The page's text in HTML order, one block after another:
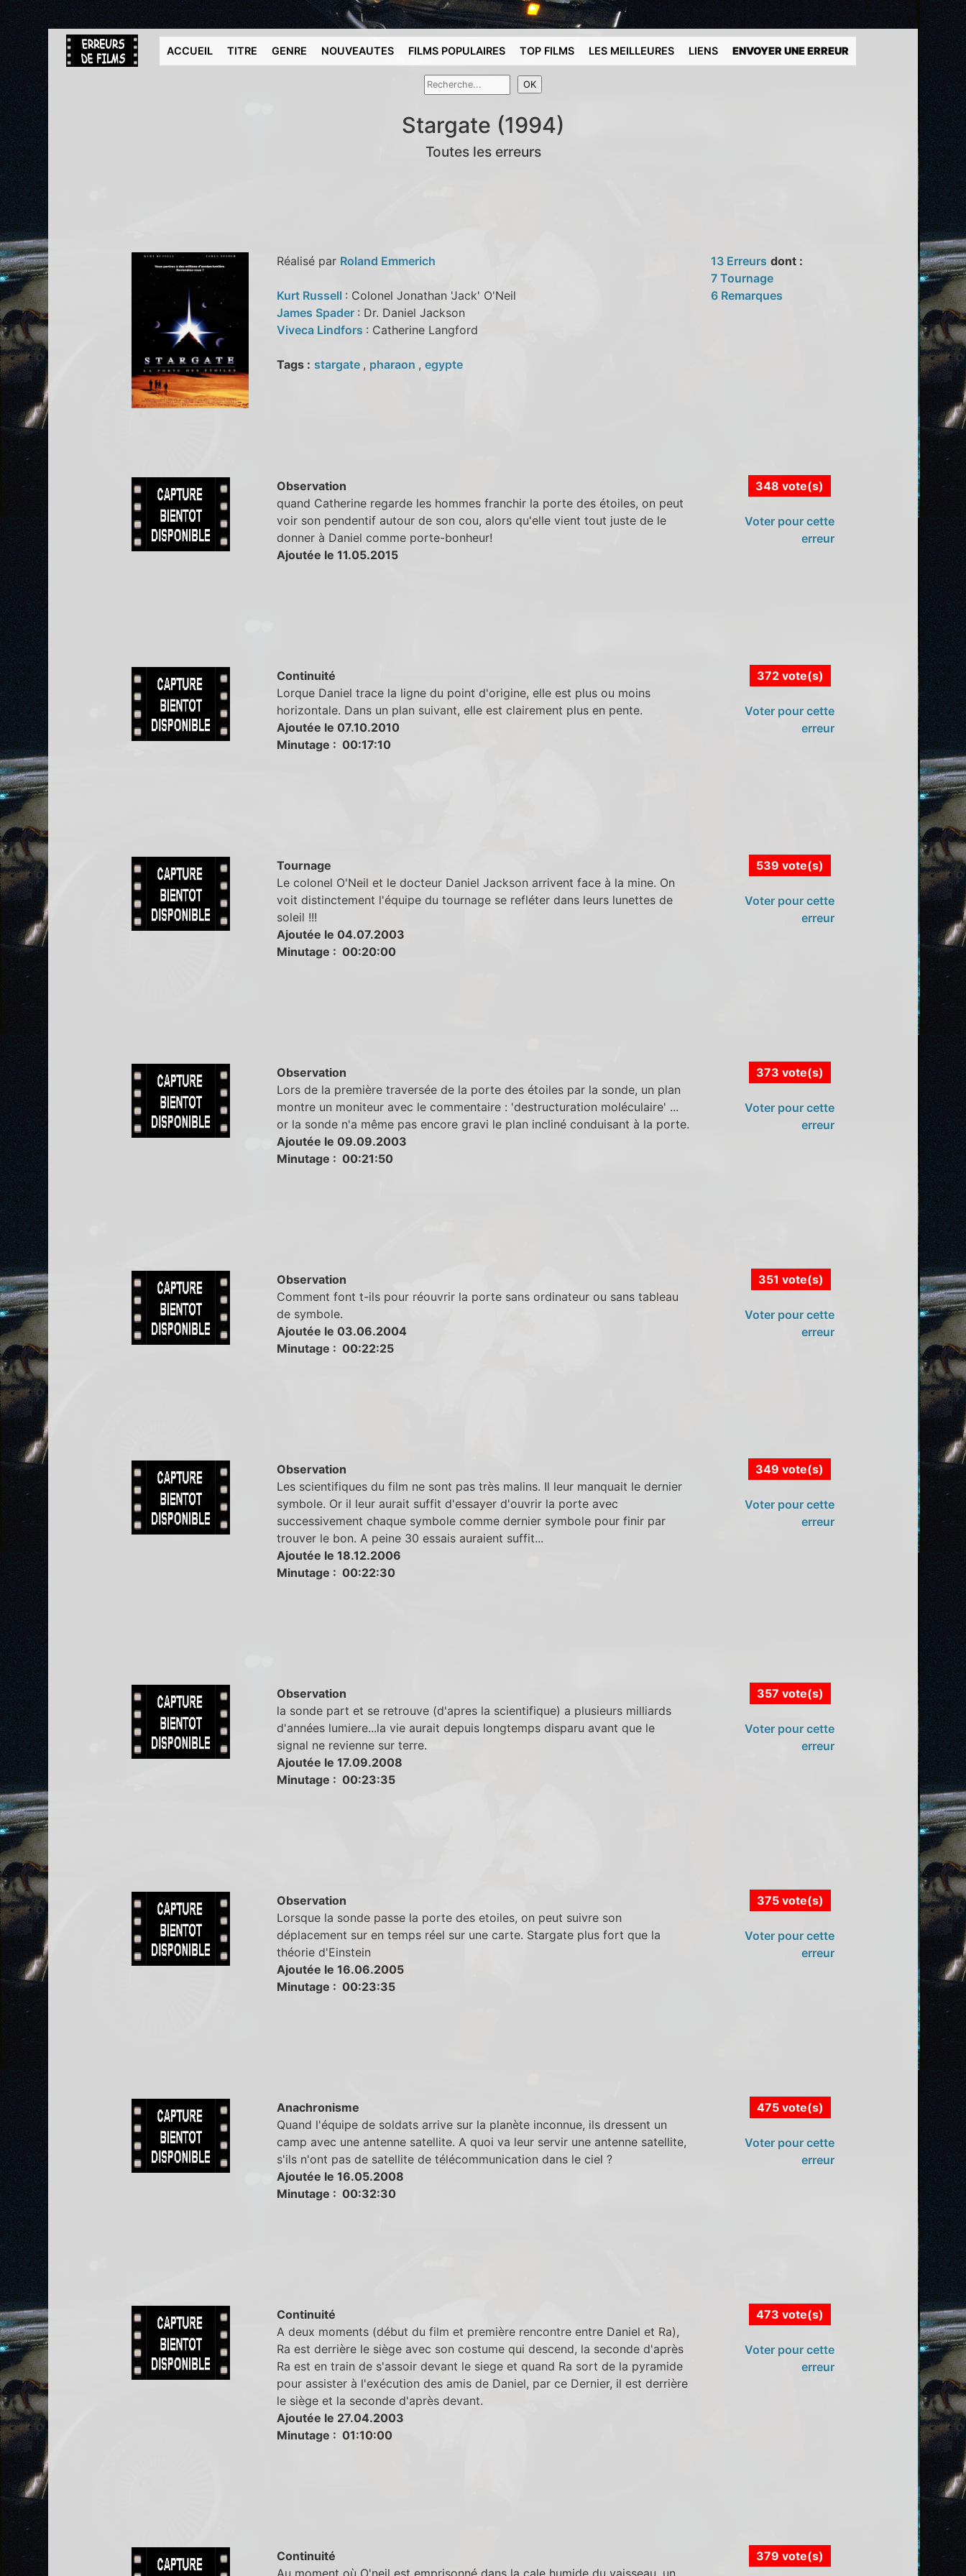
ACCUEIL TITRE GENRE NOUVEAUTES FILMS POPULAIRES TOP FILMS LES MEILLEURES LIENS ENVOYER UNE ERREUR
Stargate (1994)
Toutes les erreurs
Réalisé par Roland Emmerich
Kurt Russell : Colonel Jonathan 'Jack' O'Neil
James Spader : Dr. Daniel Jackson
Viveca Lindfors : Catherine Langford
Tags : stargate , pharaon , egypte
13 Erreurs dont :
7 Tournage
6 Remarques
Observation
quand Catherine regarde les hommes franchir la porte des étoiles, on peut
voir son pendentif autour de son cou, alors qu'elle vient tout juste de le
donner à Daniel comme porte-bonheur!
Ajoutée le 11.05.2015
348 vote(s)
Voter pour cette
erreur
Continuité
Lorque Daniel trace la ligne du point d'origine, elle est plus ou moins
horizontale. Dans un plan suivant, elle est clairement plus en pente.
Ajoutée le 07.10.2010
Minutage : 00:17:10
372 vote(s)
Voter pour cette
erreur
Tournage
Le colonel O'Neil et le docteur Daniel Jackson arrivent face à la mine. On
voit distinctement l'équipe du tournage se refléter dans leurs lunettes de
soleil !!!
Ajoutée le 04.07.2003
Minutage : 00:20:00
539 vote(s)
Voter pour cette
erreur
Observation
Lors de la première traversée de la porte des étoiles par la sonde, un plan
montre un moniteur avec le commentaire : 'destructuration moléculaire' ...
or la sonde n'a même pas encore gravi le plan incliné conduisant à la porte.
Ajoutée le 09.09.2003
Minutage : 00:21:50
373 vote(s)
Voter pour cette
erreur
Observation
Comment font t-ils pour réouvrir la porte sans ordinateur ou sans tableau
de symbole.
Ajoutée le 03.06.2004
Minutage : 00:22:25
351 vote(s)
Voter pour cette
erreur
Observation
Les scientifiques du film ne sont pas très malins. Il leur manquait le dernier
symbole. Or il leur aurait suffit d'essayer d'ouvrir la porte avec
successivement chaque symbole comme dernier symbole pour finir par
trouver le bon. A peine 30 essais auraient suffit...
Ajoutée le 18.12.2006
Minutage : 00:22:30
349 vote(s)
Voter pour cette
erreur
Observation
la sonde part et se retrouve (d'apres la scientifique) a plusieurs milliards
d'années lumiere...la vie aurait depuis longtemps disparu avant que le
signal ne revienne sur terre.
Ajoutée le 17.09.2008
Minutage : 00:23:35
357 vote(s)
Voter pour cette
erreur
Observation
Lorsque la sonde passe la porte des etoiles, on peut suivre son
déplacement sur en temps réel sur une carte. Stargate plus fort que la
théorie d'Einstein
Ajoutée le 16.06.2005
Minutage : 00:23:35
375 vote(s)
Voter pour cette
erreur
Anachronisme
Quand l'équipe de soldats arrive sur la planète inconnue, ils dressent un
camp avec une antenne satellite. A quoi va leur servir une antenne satellite,
s'ils n'ont pas de satellite de télécommunication dans le ciel ?
Ajoutée le 16.05.2008
Minutage : 00:32:30
475 vote(s)
Voter pour cette
erreur
Continuité
A deux moments (début du film et première rencontre entre Daniel et Ra),
Ra est derrière le siège avec son costume qui descend, la seconde d'après
Ra est en train de s'assoir devant le siege et quand Ra sort de la pyramide
pour assister à l'exécution des amis de Daniel, par ce Dernier, il est derrière
le siège et la seconde d'après devant.
Ajoutée le 27.04.2003
Minutage : 01:10:00
473 vote(s)
Voter pour cette
erreur
Continuité
Au moment où O'neil est emprisonné dans la cale humide du vaisseau, un
379 vote(s)